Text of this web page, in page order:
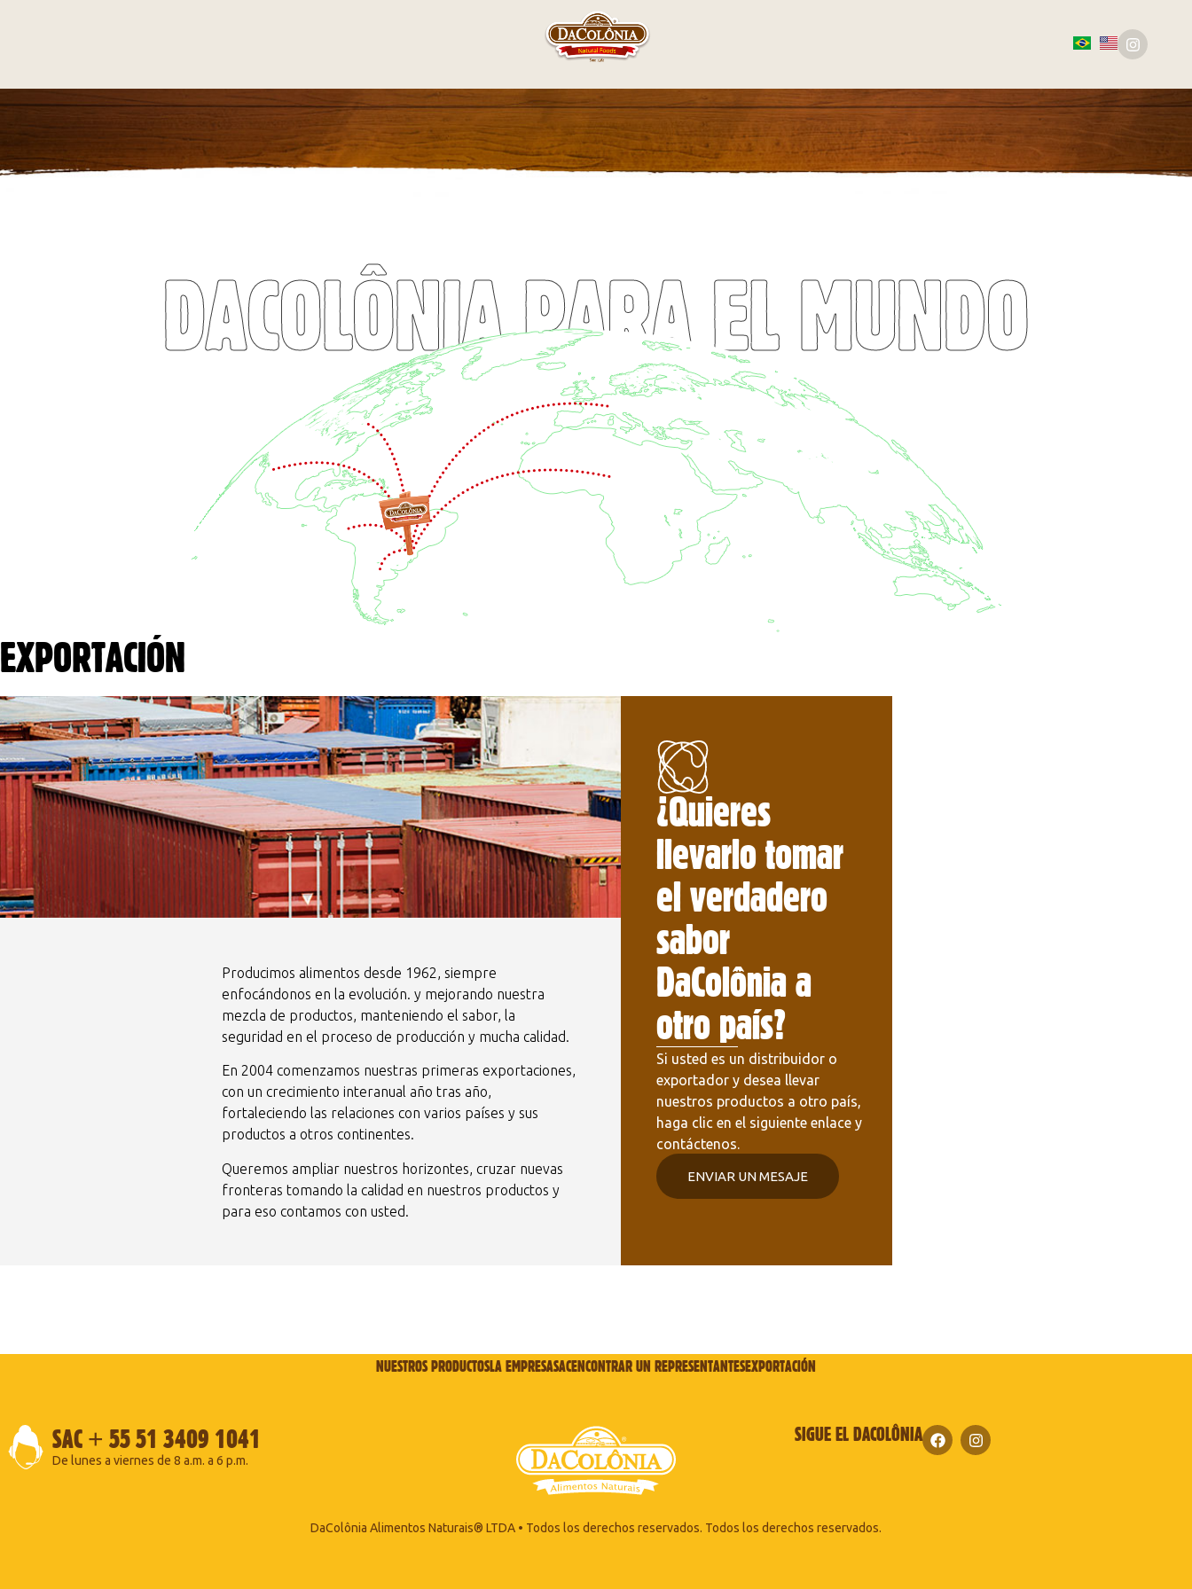
DACOLÔNIA PARA EL MUNDO
EXPORTACIÓN
Producimos alimentos desde 1962, siempre
enfocándonos en la evolución. y mejorando nuestra
mezcla de productos, manteniendo el sabor, la
seguridad en el proceso de producción y mucha calidad.
En 2004 comenzamos nuestras primeras exportaciones,
con un crecimiento interanual año tras año,
fortaleciendo las relaciones con varios países y sus
productos a otros continentes.
Queremos ampliar nuestros horizontes, cruzar nuevas
fronteras tomando la calidad en nuestros productos y
para eso contamos con usted.
¿Quieres
llevarlo tomar
el verdadero
sabor
DaColônia a
otro país?
Si usted es un distribuidor o
exportador y desea llevar
nuestros productos a otro país,
haga clic en el siguiente enlace y
contáctenos.
ENVIAR UN MESAJE
NUESTROS PRODUCTOSLA EMPRESASACENCONTRAR UN REPRESENTANTESEXPORTACIÓN
SAC + 55 51 3409 1041
De lunes a viernes de 8 a.m. a 6 p.m.
SIGUE EL DACOLÔNIA
DaColônia Alimentos Naturais® LTDA • Todos los derechos reservados. Todos los derechos reservados.